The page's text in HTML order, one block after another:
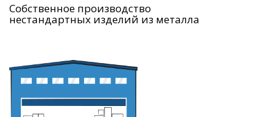
Собственное производство
нестандартных изделий из металла